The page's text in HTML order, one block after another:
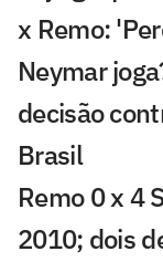
x Remo:
Neymar
decisão
Brasil
Remo 0 x 4
2010; dois